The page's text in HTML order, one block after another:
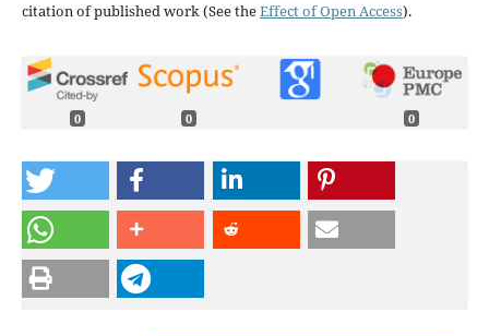
citation of published work (See theEffect of Open Access).
0 0 0